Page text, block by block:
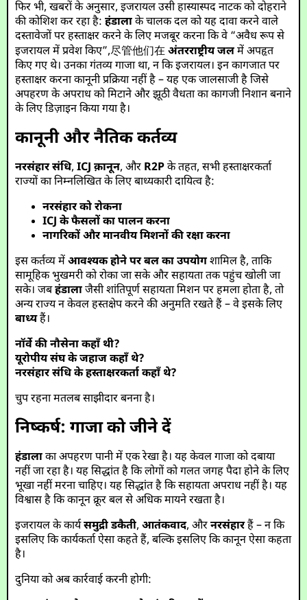
फिर भी, खबरों के अनुसार, इजरायल उसी हास्यास्पद नाटक को दोहराने
की कोशिश कर रहा है:हंडालाके चालक दल को यह दावा करने वाले
दस्तावेजों पर हस्ताक्षर करने के लिए मजबूर करना कि वे “अवैध रूप से
इजरायल में प्रवेश किए”,尽管他们在अंतरराष्ट्रीय जलमें अपहृत
किए गए थे। उनका गंतव्य गाजा था, न कि इजरायल। इन कागजात पर
हस्ताक्षर करना कानूनी प्रक्रिया नहीं है – यह एक जालसाजी है जिसे
अपहरण के अपराध को मिटाने और झूठी वैधता का कागजी निशान बनाने
के लिए डिज़ाइन किया गया है।
कानूनी और नैतिक कर्तव्य
नरसंहार संधि,ICJ क़ानून, और R2Pके तहत, सभी हस्ताक्षरकर्ता
राज्यों का निम्नलिखित के लिए बाध्यकारी दायित्व है:
नरसंहार को रोकना
ICJ के फैसलों का पालन करना
नागरिकों और मानवीय मिशनों की रक्षा करना
इस कर्तव्य मेंआवश्यक होने पर बल का उपयोगशामिल है, ताकि
सामूहिक भुखमरी को रोका जा सके और सहायता तक पहुंच खोली जा
सके। जबहंडालाजैसी शांतिपूर्ण सहायता मिशन पर हमला होता है, तो
अन्य राज्य न केवल हस्तक्षेप करने की अनुमति रखते हैं – वे इसके लिए
बाध्यहैं।
नॉर्वे की नौसेना कहाँ थी?
यूरोपीय संघ के जहाज कहाँ थे?
नरसंहार संधि के हस्ताक्षरकर्ता कहाँ थे?
चुप रहना मतलब साझीदार बनना है।
निष्कर्ष: गाजा को जीने दें
हंडालाका अपहरण पानी में एक रेखा है। यह केवल गाजा को दबाया
नहीं जा रहा है। यह सिद्धांत है कि लोगों को गलत जगह पैदा होने के लिए
भूखा नहीं मरना चाहिए। यह सिद्धांत है कि सहायता अपराध नहीं है। यह
विश्वास है कि कानून क्रूर बल से अधिक मायने रखता है।
इजरायल के कार्यसमुद्री डकैती,आतंकवाद, औरनरसंहारहैं – न कि
इसलिए कि कार्यकर्ता ऐसा कहते हैं, बल्कि इसलिए कि कानून ऐसा कहता
है।
दुनिया को अब कार्रवाई करनी होगी: